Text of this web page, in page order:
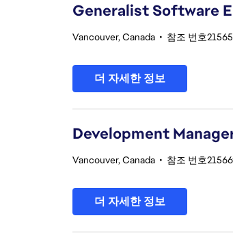
Generalist Software
Vancouver, Canada • 참조 번호
더 자세한 정보
Development
Vancouver, Canada • 참조 번호
더 자세한 정보